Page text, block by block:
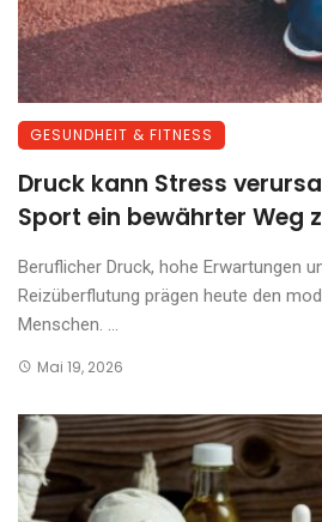
GESUNDHEIT & FITNESS
Druck kann Stress
Sport ein bewährter Weg
Beruflicher Druck, hohe Erwartungen
Reizüberflutung prägen heute den
Menschen. ...
Mai 19, 2026